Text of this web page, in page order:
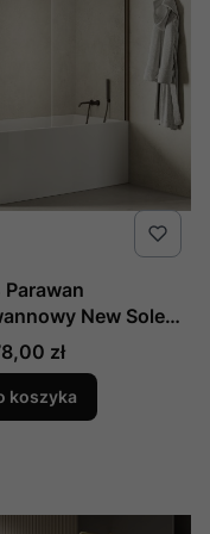
Parawan
New Soleo
Brushed U
Czyste 6mm
Shield 2.0 ,
New Trendy,
zł
koszyka